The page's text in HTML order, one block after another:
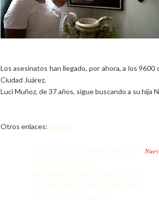
Los asesinatos han llegado, por ahora, a los
Ciudad Juárez.
Luci Muñoz, de 37 años, sigue buscando a su hija
Otros enlaces: México
500% MÁS DE MUJERES MUERTAS
Apoyo "PAN y ROSAS"
DESAPARECE OTRA ADOLESCENTE
LA VERGÜENZA DEL FEMINICIDIO
NI UNA MUERTA MÁS !!!!